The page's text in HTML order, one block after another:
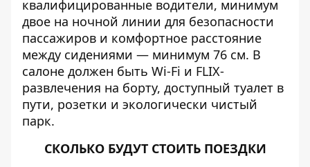
квалифицированные водители, минимум
двое на ночной линии для безопасности
пассажиров и комфортное расстояние
между сидениями — минимум 76 см. В
салоне должен быть Wi-Fi и FLIX-
развлечения на борту, доступный туалет в
пути, розетки и экологически чистый
парк.
СКОЛЬКО БУДУТ СТОИТЬ ПОЕЗДКИ